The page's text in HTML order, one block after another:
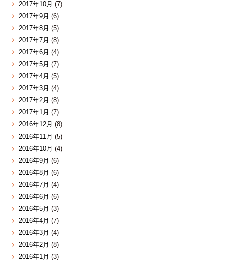
2017年10月 (7)
2017年9月 (6)
2017年8月 (5)
2017年7月 (8)
2017年6月 (4)
2017年5月 (7)
2017年4月 (5)
2017年3月 (4)
2017年2月 (8)
2017年1月 (7)
2016年12月 (8)
2016年11月 (5)
2016年10月 (4)
2016年9月 (6)
2016年8月 (6)
2016年7月 (4)
2016年6月 (6)
2016年5月 (3)
2016年4月 (7)
2016年3月 (4)
2016年2月 (8)
2016年1月 (3)